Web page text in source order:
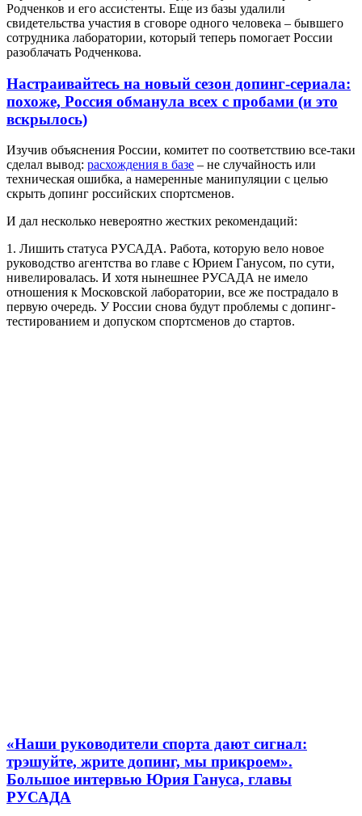
Родченков и его ассистенты. Еще из базы удалили
свидетельства участия в сговоре одного человека – бывшего
сотрудника лаборатории, который теперь помогает России
разоблачать Родченкова.
Настраивайтесь на новый сезон допинг-сериала:
похоже, Россия обманула всех с пробами (и это
вскрылось)
Изучив объяснения России, комитет по соответствию все-таки
сделал вывод: расхождения в базе – не случайность или
техническая ошибка, а намеренные манипуляции с целью
скрыть допинг российских спортсменов.
И дал несколько невероятно жестких рекомендаций:
1. Лишить статуса РУСАДА. Работа, которую вело новое
руководство агентства во главе с Юрием Ганусом, по сути,
нивелировалась. И хотя нынешнее РУСАДА не имело
отношения к Московской лаборатории, все же пострадало в
первую очередь. У России снова будут проблемы с допинг-
тестированием и допуском спортсменов до стартов.
«Наши руководители спорта дают сигнал:
трэшуйте, жрите допинг, мы прикроем».
Большое интервью Юрия Гануса, главы
РУСАДА